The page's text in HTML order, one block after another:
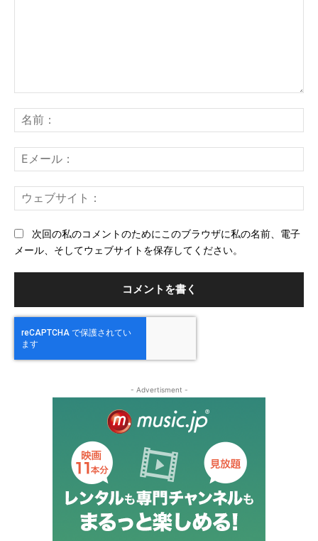
ン
ト：
前
メ
ー
ェ
次回の私のコメントのためにこのブラウザに私の名前、電子
メール、そしてウェブサイトを保存してください。
- Advertisment -